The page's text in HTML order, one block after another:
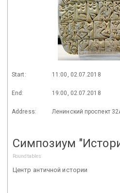
Start: 11:00, 02.07.2018
End: 19:00, 02.07.2018
Address: Ленинский проспект
Симпозиум
Roundtables
Центр античной истории